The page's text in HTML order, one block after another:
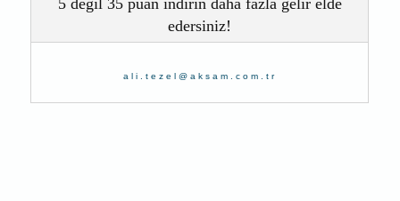
5 değil 35 puan indirin daha fazla gelir elde
edersiniz!
ali.tezel@aksam.com.tr